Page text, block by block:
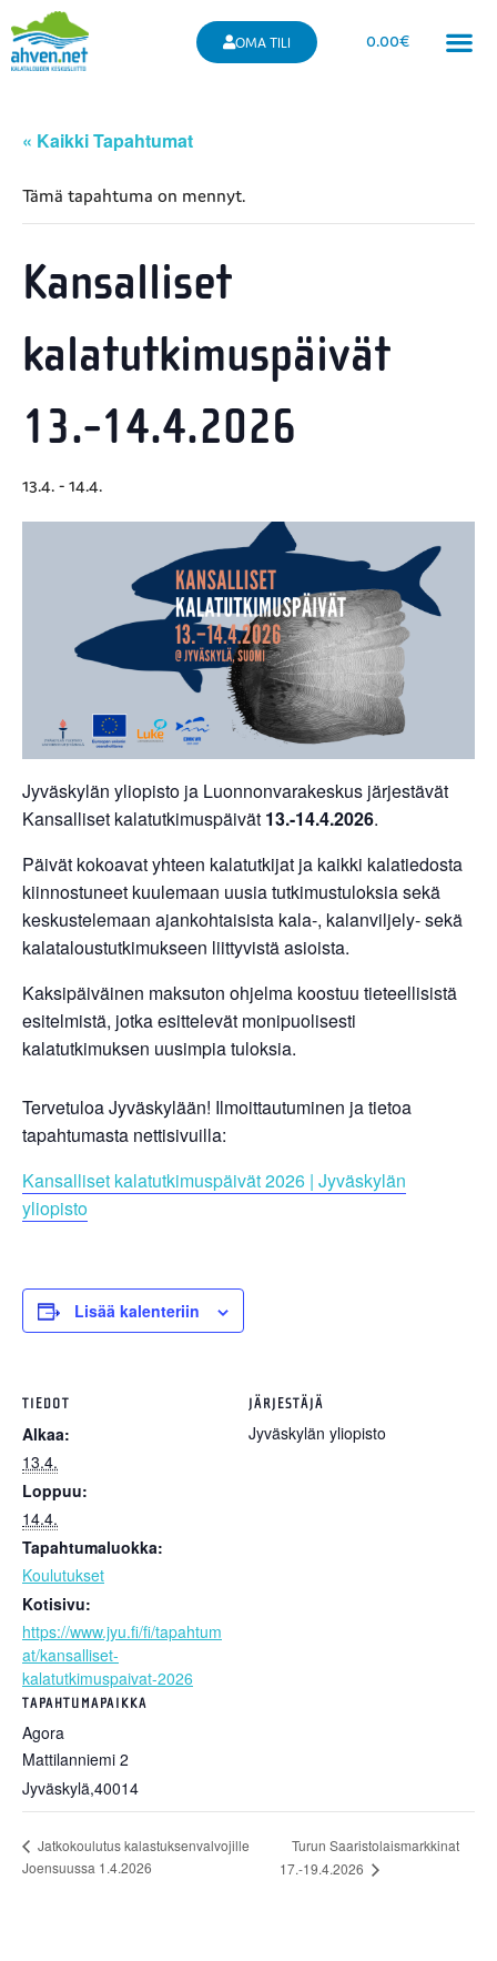
OMA TILI 0.00€
« Kaikki Tapahtumat
Tämä tapahtuma on mennyt.
Kansalliset
kalatutkimuspäivät
13.-14.4.2026
13.4. - 14.4.
Jyväskylän yliopisto ja Luonnonvarakeskus järjestävät
Kansalliset kalatutkimuspäivät 13.-14.4.2026.
Päivät kokoavat yhteen kalatutkijat ja kaikki kalatiedosta
kiinnostuneet kuulemaan uusia tutkimustuloksia sekä
keskustelemaan ajankohtaisista kala-, kalanviljely- sekä
kalataloustutkimukseen liittyvistä asioista.
Kaksipäiväinen maksuton ohjelma koostuu tieteellisistä
esitelmistä, jotka esittelevät monipuolisesti
kalatutkimuksen uusimpia tuloksia.
Tervetuloa Jyväskylään! Ilmoittautuminen ja tietoa
tapahtumasta nettisivuilla:
Kansalliset kalatutkimuspäivät 2026 | Jyväskylän
yliopisto
Lisää kalenteriin
TIEDOT
Alkaa:
13.4.
Loppuu:
14.4.
Tapahtumaluokka:
Koulutukset
Kotisivu:
https://www.jyu.fi/fi/tapahtum
at/kansalliset-
kalatutkimuspaivat-2026
TAPAHTUMAPAIKKA
Agora
Mattilanniemi 2
Jyväskylä,40014
JÄRJESTÄJÄ
Jyväskylän yliopisto
Jatkokoulutus kalastuksenvalvojille
Joensuussa 1.4.2026
Turun Saaristolaismarkkinat
17.-19.4.2026